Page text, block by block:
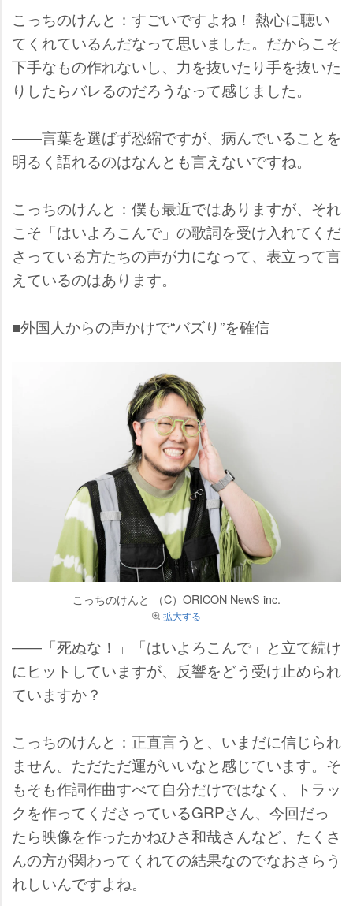
こっちのけんと：すごいですよね！ 熱心に聴い
てくれているんだなって思いました。だからこそ
下手なもの作れないし、力を抜いたり手を抜いた
りしたらバレるのだろうなって感じました。
――言葉を選ばず恐縮ですが、病んでいることを
明るく語れるのはなんとも言えないですね。
こっちのけんと：僕も最近ではありますが、それ
こそ「はいよろこんで」の歌詞を受け入れてくだ
さっている方たちの声が力になって、表立って言
えているのはあります。
■外国人からの声かけで“バズり”を確信
こっちのけんと （C）ORICON NewS inc.
拡大する
――「死ぬな！」「はいよろこんで」と立て続け
にヒットしていますが、反響をどう受け止められ
ていますか？
こっちのけんと：正直言うと、いまだに信じられ
ません。ただただ運がいいなと感じています。そ
もそも作詞作曲すべて自分だけではなく、トラッ
クを作ってくださっているGRPさん、今回だっ
たら映像を作ったかねひさ和哉さんなど、たくさ
んの方が関わってくれての結果なのでなおさらう
れしいんですよね。